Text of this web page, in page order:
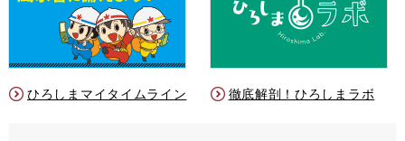
ひろしまマイタイムライン 徹底解剖！ひろしまラボ